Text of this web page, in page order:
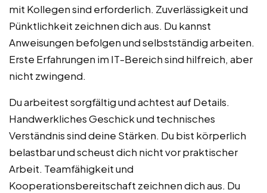
mit Kollegen sind erforderlich. Zuverlässigkeit und
Pünktlichkeit zeichnen dich aus. Du kannst
Anweisungen befolgen und selbstständig arbeiten.
Erste Erfahrungen im IT-Bereich sind hilfreich, aber
nicht zwingend.
Du arbeitest sorgfältig und achtest auf Details.
Handwerkliches Geschick und technisches
Verständnis sind deine Stärken. Du bist körperlich
belastbar und scheust dich nicht vor praktischer
Arbeit. Teamfähigkeit und
Kooperationsbereitschaft zeichnen dich aus. Du